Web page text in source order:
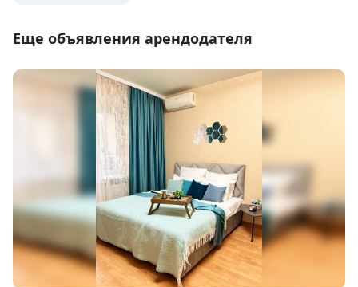
Еще объявления арендодателя